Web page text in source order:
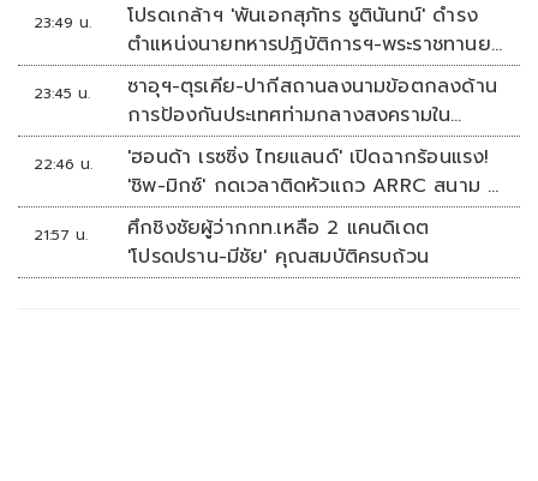
23:49 น.
โปรดเกล้าฯ 'พันเอกสุภัทร ชูตินันทน์' ดำรง
ตำแหน่งนายทหารปฏิบัติการฯ-พระราชทานยศ
'พลตรี'
23:45 น.
ซาอุฯ-ตุรเคีย-ปากีสถานลงนามข้อตกลงด้าน
การป้องกันประเทศท่ามกลางสงครามใน
ภูมิภาค
22:46 น.
'ฮอนด้า เรซซิ่ง ไทยแลนด์' เปิดฉากร้อนแรง!
'ชิพ-มิกซ์' กดเวลาติดหัวแถว ARRC สนาม 4
ที่มัลดาลิกา
21:57 น.
ศึกชิงชัยผู้ว่ากกท.เหลือ 2 แคนดิเดต
'โปรดปราน-มีชัย' คุณสมบัติครบถ้วน